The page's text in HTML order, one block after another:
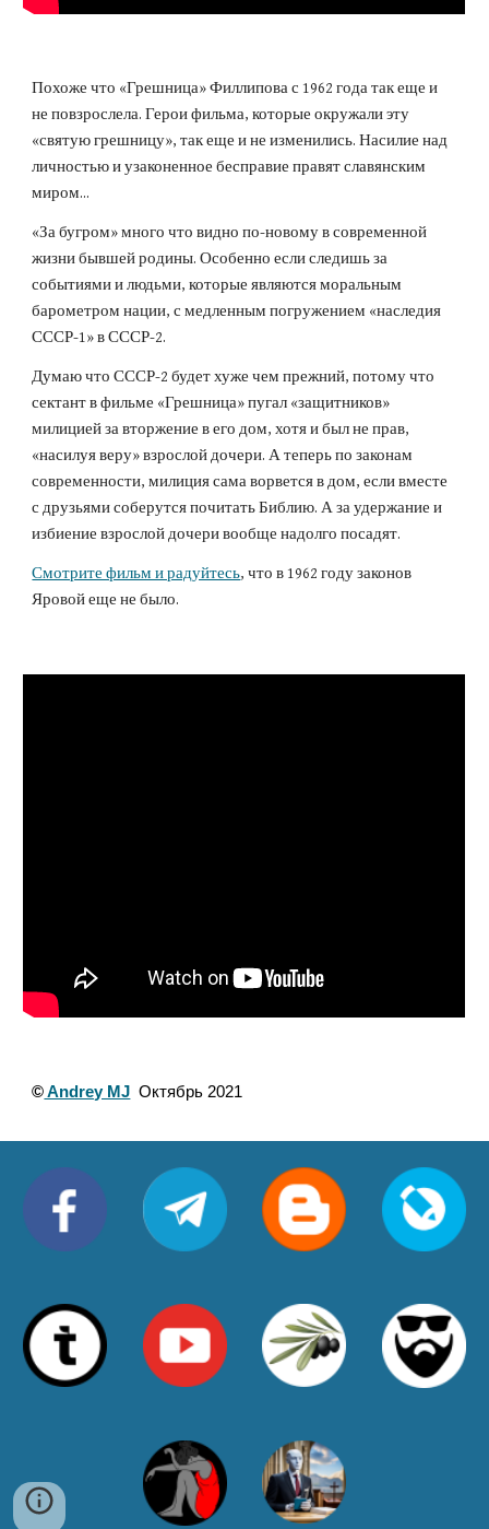
Похоже что «Грешница» Филлипова с 1962 года так еще и
не повзрослела. Герои фильма, которые окружали эту
«святую грешницу», так еще и не изменились. Насилие над
личностью и узаконенное бесправие правят славянским
миром...
«За бугром» много что видно по-новому в современной
жизни бывшей родины. Особенно если следишь за
событиями и людьми, которые являются моральным
барометром нации, с медленным погружением «наследия
СССР-1» в СССР-2.
Думаю что СССР-2 будет хуже чем прежний, потому что
сектант в фильме «Грешница» пугал «защитников»
милицией за вторжение в его дом, хотя и был не прав,
«насилуя веру» взрослой дочери. А теперь по законам
современности, милиция сама ворвется в дом, если вместе
с друзьями соберутся почитать Библию. А за удержание и
избиение взрослой дочери вообще надолго посадят.
Смотрите фильм и радуйтесь, что в 1962 году законов
Яровой еще не было.
©Andrey MJ Октябрь 2021